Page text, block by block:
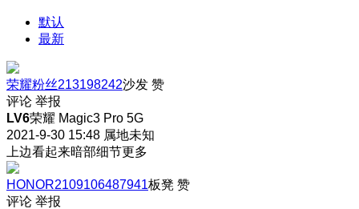
默认
最新
荣耀粉丝213198242沙发 赞
评论 举报
LV6荣耀 Magic3 Pro 5G
2021-9-30 15:48 属地未知
上边看起来暗部细节更多
HONOR2109106487941板凳 赞
评论 举报